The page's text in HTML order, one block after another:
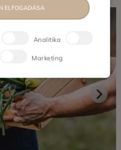
ELFOGADÁSA
Analitika
Marketing